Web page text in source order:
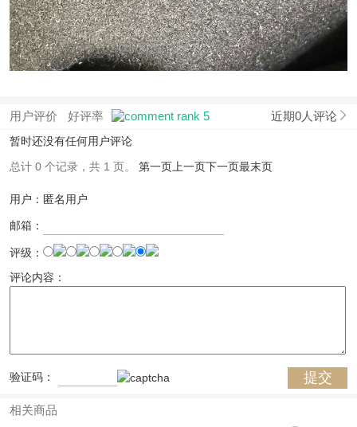
用户评价 好评率 近期0人评论
暂时还没有任何用户评论
总计 0 个记录，共 1 页。 第一页 上一页下一页最末页
用户：匿名用户
邮箱：
评级：
评论内容：
验证码：
相关商品